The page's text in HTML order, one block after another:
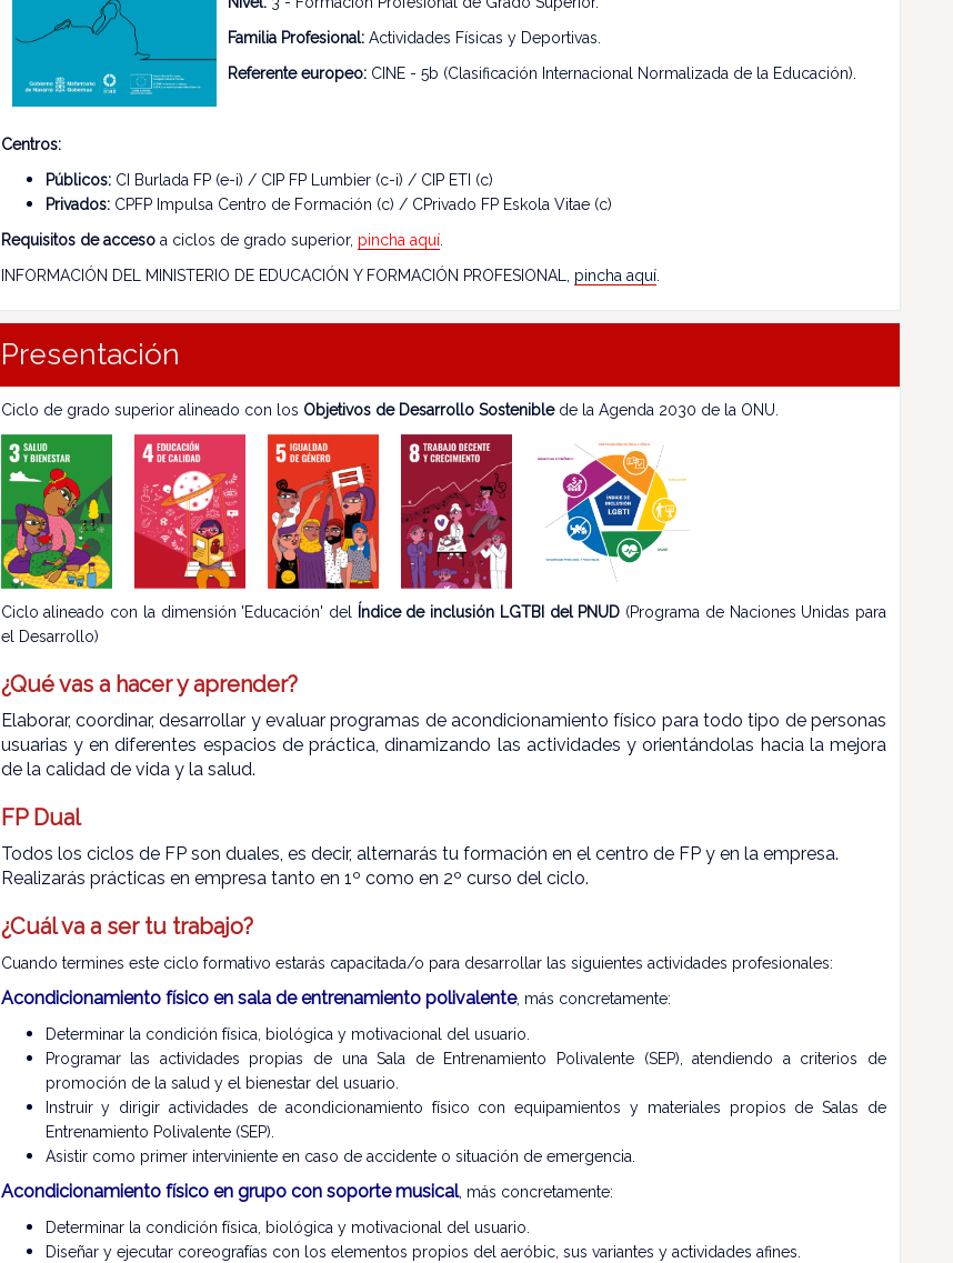
Familia Profesional:Actividades Físicas y Deportivas.
Referente europeo:CINE - 5b (Clasificación Internacional Normalizada de la Educación).
Centros:
Públicos:CI Burlada FP (e-i) / CIP FP Lumbier (c-i) / CIP ETI (c)
Privados:CPFP Impulsa Centro de Formación (c) / CPrivado FP Eskola Vitae (c)
Requisitos de accesoa ciclos de grado superior, pincha aquí.
INFORMACIÓN DEL MINISTERIO DE EDUCACIÓN Y FORMACIÓN PROFESIONAL, pincha aquí.
Presentación
Ciclo de grado superior alineado con los Objetivos de Desarrollo Sosteniblede la Agenda 2030 de la ONU.
Ciclo alineado con la dimensión 'Educación' del Índice de inclusión LGTBI del PNUD (Programa de Naciones Unidas para
el Desarrollo)
¿Qué vas a hacer y aprender?
Elaborar, coordinar, desarrollar y evaluar programas de acondicionamiento físico para todo tipo de personas
usuarias y en diferentes espacios de práctica, dinamizando las actividades y orientándolas hacia la mejora
de la calidad de vida y la salud.
FP Dual
Todos los ciclos de FP son duales, es decir, alternarás tu formación en el centro de FP y en la empresa.
Realizarás prácticas en empresa tanto en 1º como en 2º curso del ciclo.
¿Cuál va a ser tu trabajo?
Cuando termines este ciclo formativo estarás capacitada/o para desarrollar las siguientes actividades profesionales:
Acondicionamiento físico en sala de entrenamiento polivalente, más concretamente:
Determinar la condición física, biológica y motivacional del usuario.
Programar las actividades propias de una Sala de Entrenamiento Polivalente (SEP), atendiendo a criterios de
promoción de la salud y el bienestar del usuario.
Instruir y dirigir actividades de acondicionamiento físico con equipamientos y materiales propios de Salas de
Entrenamiento Polivalente (SEP).
Asistir como primer interviniente en caso de accidente o situación de emergencia.
Acondicionamiento físico en grupo con soporte musical, más concretamente:
Determinar la condición física, biológica y motivacional del usuario.
Diseñar y ejecutar coreografías con los elementos propios del aeróbic, sus variantes y actividades afines.